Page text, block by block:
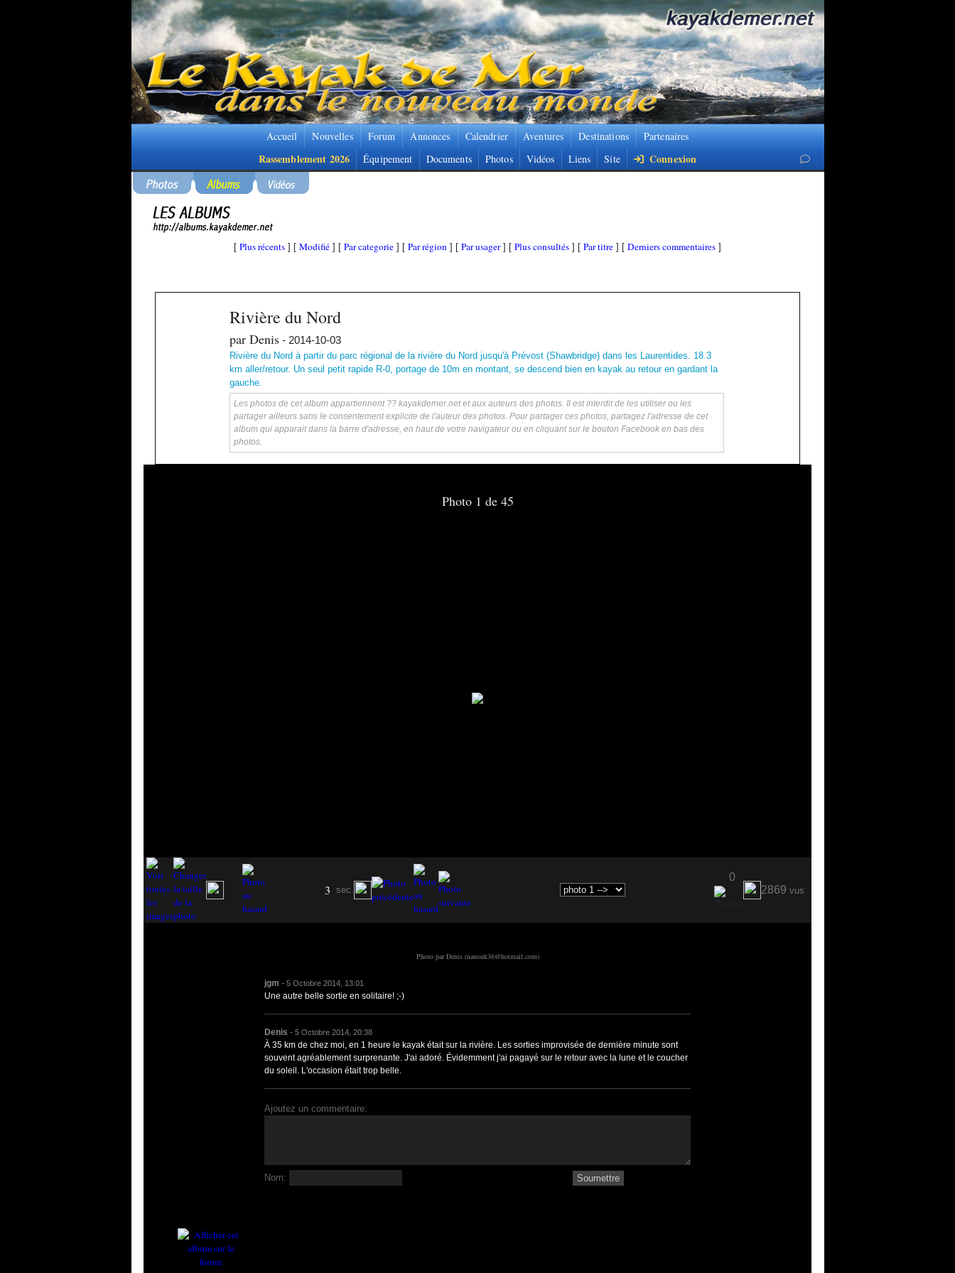
Accueil Nouvelles Forum Annonces Calendrier Aventures Destinations Partenaires
Rassemblement 2026 Équipement Documents Photos Vidéos Liens Site Connexion
[ Plus récents ] [ Modifié ] [ Par categorie ] [ Par région ] [ Par usager] [ Plus consultés ] [ Par titre ] [ Derniers commentaires ]
Rivière du Nord
par Denis - 2014-10-03
Rivière du Nord à partir du parc régional de la rivière du Nord jusqu'à Prévost (Shawbridge) dans les Laurentides. 18.3
km aller/retour. Un seul petit rapide R-0, portage de 10m en montant, se descend bien en kayak au retour en gardant la
gauche.
Les photos de cet album appartiennent ?? kayakdemer.net et aux auteurs des photos. Il est interdit de les utiliser ou les
partager ailleurs sans le consentement explicite de l'auteur des photos. Pour partager ces photos, partagez l'adresse de cet
album qui apparait dans la barre d'adresse, en haut de votre navigateur ou en cliquant sur le bouton Facebook en bas des
photos.
Photo 1 de 45
3 sec.
0
2869 vus
Photo par Denis (nanouk36@hotmail.com)
jgm - 5 Octobre 2014, 13:01
Une autre belle sortie en solitaire! ;-)
Denis - 5 Octobre 2014, 20:38
À 35 km de chez moi, en 1 heure le kayak était sur la rivière. Les sorties improvisée de dernière minute sont
souvent agréablement surprenante. J'ai adoré. Évidemment j'ai pagayé sur le retour avec la lune et le coucher
du soleil. L'occasion était trop belle.
Ajoutez un commentaire:
Nom: